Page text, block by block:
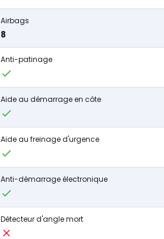
Airbags
8
Anti-patinage
Aide au démarrage en côte
Aide au freinage d'urgence
Anti-démarrage électronique
Détecteur d'angle mort